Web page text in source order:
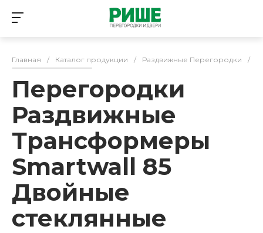
Главная / Каталог продукции / Раздвижные Перегородки /
Перегородки
Раздвижные
Трансформеры
Smartwall 85
Двойные
стеклянные